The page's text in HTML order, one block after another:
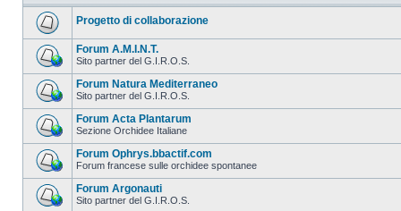
Progetto di collaborazione
Forum A.M.I.N.T.
Sito partner del G.I.R.O.S.
Forum Natura Mediterraneo
Sito partner del G.I.R.O.S.
Forum Acta Plantarum
Sezione Orchidee Italiane
Forum Ophrys.bbactif.com
Forum francese sulle orchidee spontanee
Forum Argonauti
Sito partner del G.I.R.O.S.